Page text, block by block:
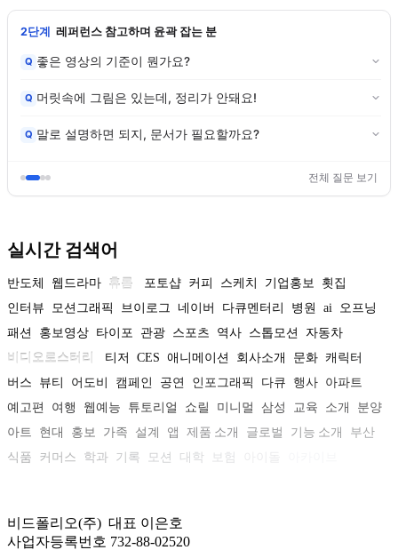
2단계 레퍼런스 참고하며 윤곽 잡는 분
Q 좋은 영상의 기준이 뭔가요?
Q 머릿속에 그림은 있는데, 정리가 안돼요!
Q 말로 설명하면 되지, 문서가 필요할까요?
전체 질문 보기
실시간 검색어
반도체 웹드라마 휴롬 포토샵 커피 스케치 기업홍보
횟집
인터뷰
모션그래픽 브이로그 네이버 다큐멘터리 병원 ai
오프닝
패션
홍보영상 타이포 관광 스포츠 역사 스톱모션
자동차
비디오로스터리
티저 CES 애니메이션 회사소개 문화 캐릭터
버스
뷰티 어도비 캠페인 공연 인포그래픽 다큐 행사 아파트
예고편
여행 웹예능 튜토리얼 쇼릴 미니멀 삼성 교육 소개
분양
아트
현대 홍보 가족 설계 앱 제품 소개 글로벌 기능 소개
부산
식품
커머스 학과 기록 모션 대학 보험
비드폴리오(주) 대표 이은호
사업자등록번호 732-88-02520